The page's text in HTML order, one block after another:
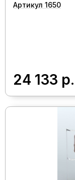
Артикул 1650
24 133 р.